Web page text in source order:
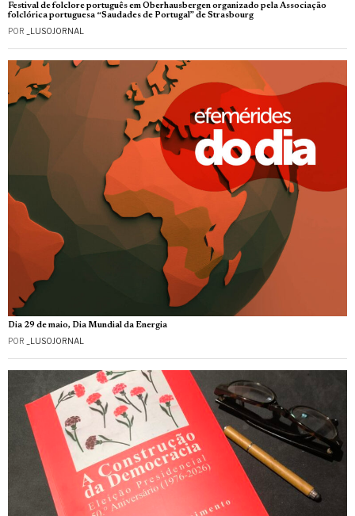
Festival de folclore português em Oberhausbergen organizado pela Associação
folclórica portuguesa “Saudades de Portugal” de Strasbourg
POR _LUSOJORNAL
Dia 29 de maio, Dia Mundial da Energia
POR _LUSOJORNAL